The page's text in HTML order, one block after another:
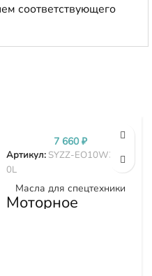
соответствующего
Моторное
минеральное
Масла для спецтехники
Артикул: SYZZ-EO10W30-2
0L
7 660₽